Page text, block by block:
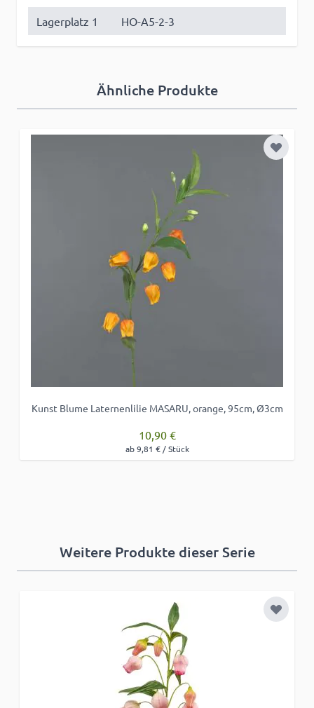
Lagerplatz 1
HO-A5-2-3
Ähnliche Produkte
Zur
Kunst Blume Laternenlilie MASARU, orange, 95cm, Ø3cm
10,90 €
ab 9,81 € / Stück
Weitere Produkte dieser Serie
Zur